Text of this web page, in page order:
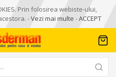
Prin folosirea webiste-ului,
-Vezi mai multe -ACCEPT